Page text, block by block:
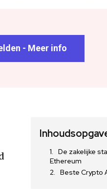
- Meer info
De zakelijke
Ethereum
Beste Crypto